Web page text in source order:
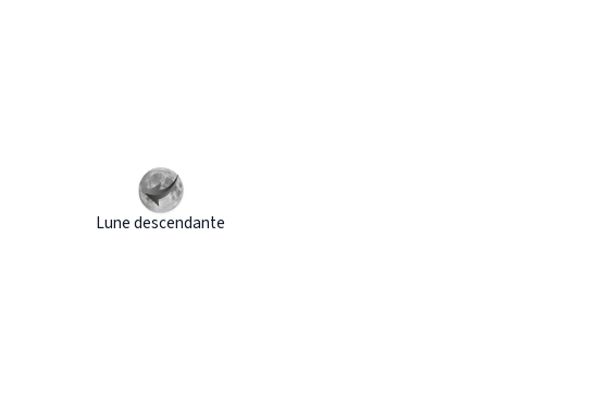
Lune descendante